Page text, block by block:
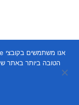
הטובה ביותר באתר